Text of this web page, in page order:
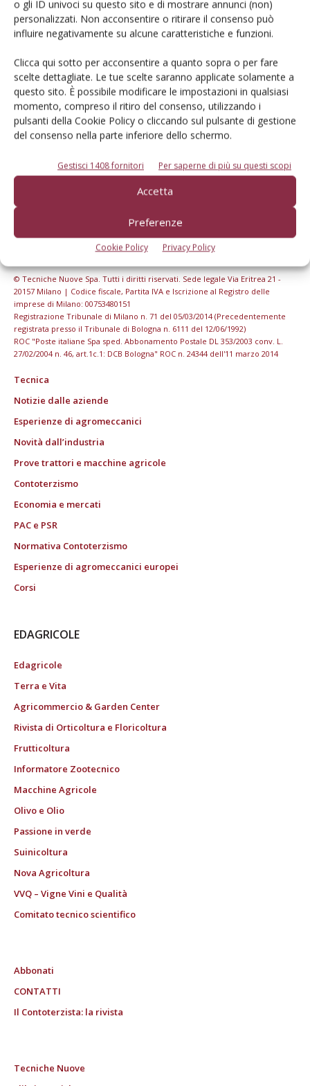
o gli ID univoci su questo sito e di mostrare annunci (non)
personalizzati. Non acconsentire o ritirare il consenso può
influire negativamente su alcune caratteristiche e funzioni.
Clicca qui sotto per acconsentire a quanto sopra o per fare
scelte dettagliate. Le tue scelte saranno applicate solamente a
questo sito. È possibile modificare le impostazioni in qualsiasi
momento, compreso il ritiro del consenso, utilizzando i
pulsanti della Cookie Policy o cliccando sul pulsante di gestione
del consenso nella parte inferiore dello schermo.
Gestisci 1408 fornitori Per saperne di più su questi scopi
Accetta
Preferenze
Cookie Policy Privacy Policy
dell’agricoltura
Iscriviti alle nostre newsletter
© Tecniche Nuove Spa. Tutti i diritti riservati. Sede legale Via Eritrea 21 -
20157 Milano | Codice fiscale, Partita IVA e Iscrizione al Registro delle
imprese di Milano: 00753480151
Registrazione Tribunale di Milano n. 71 del 05/03/2014 (Precedentemente
registrata presso il Tribunale di Bologna n. 6111 del 12/06/1992)
ROC "Poste italiane Spa sped. Abbonamento Postale DL 353/2003 conv. L.
27/02/2004 n. 46, art.1c.1: DCB Bologna" ROC n. 24344 dell'11 marzo 2014
Tecnica
Notizie dalle aziende
Esperienze di agromeccanici
Novità dall’industria
Prove trattori e macchine agricole
Contoterzismo
Economia e mercati
PAC e PSR
Normativa Contoterzismo
Esperienze di agromeccanici europei
Corsi
EDAGRICOLE
Edagricole
Terra e Vita
Agricommercio & Garden Center
Rivista di Orticoltura e Floricoltura
Frutticoltura
Informatore Zootecnico
Macchine Agricole
Olivo e Olio
Passione in verde
Suinicoltura
Nova Agricoltura
VVQ – Vigne Vini e Qualità
Comitato tecnico scientifico
Abbonati
CONTATTI
Il Contoterzista: la rivista
Tecniche Nuove